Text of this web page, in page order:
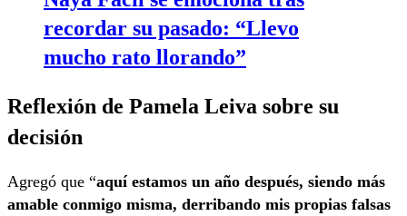
recordar su pasado: “Llevo
mucho rato llorando”
Reflexión de Pamela Leiva sobre su
decisión
Agregó que “aquí estamos un año después, siendo más
amable conmigo misma, derribando mis propias falsas